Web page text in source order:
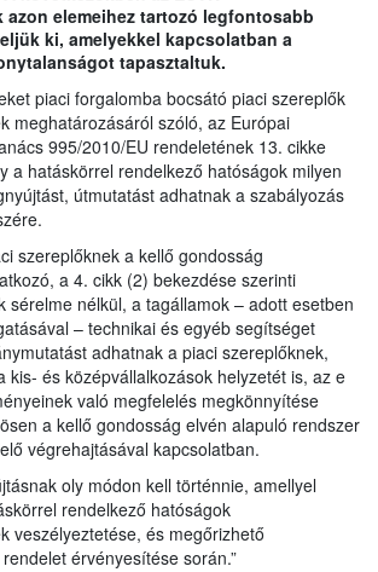
azon elemeihez tartozó legfontosabb
ki, amelyekkel kapcsolatban a
tapasztaltuk.
piaci forgalomba bocsátó piaci szereplők
meghatározásáról szóló, az Európai
995/2010/EU rendeletének 13. cikke
a hatáskörrel rendelkező hatóságok milyen
útmutatást adhatnak a szabályozás
szereplőknek a kellő gondosság
a 4. cikk (2) bekezdése szerinti
sérelme nélkül, a tagállamok – adott esetben
– technikai és egyéb segítséget
adhatnak a piaci szereplőknek,
kis- és középvállalkozások helyzetét is, az e
való megfelelés megkönnyítése
a kellő gondosság elvén alapuló rendszer
végrehajtásával kapcsolatban.
oly módon kell történnie, amellyel
rendelkező hatóságok
veszélyeztetése, és megőrizhető
érvényesítése során.”